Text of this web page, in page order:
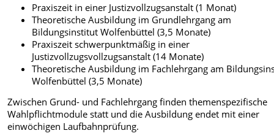
Praxiszeit in einer Justizvollzugsanstalt (1 Monat)
Theoretische Ausbildung im Grundlehrgang am
Bildungsinstitut Wolfenbüttel (3,5 Monate)
Praxiszeit schwerpunktmäßig in einer
Justizvollzugsvollzugsanstalt (14 Monate)
Theoretische Ausbildung im Fachlehrgang am
Wolfenbüttel (3,5 Monate)
Zwischen Grund- und Fachlehrgang finden themenspezifische
Wahlpflichtmodule statt und die Ausbildung endet mit einer
einwöchigen Laufbahnprüfung.